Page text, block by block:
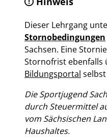
Dieser Lehrgang
Stornobedingungen
Sachsen. Eine
Stornofrist ebenfalls
Bildungsportal
Die Sportjugend
durch Steuermittel
vom Sächsischen
Haushaltes.